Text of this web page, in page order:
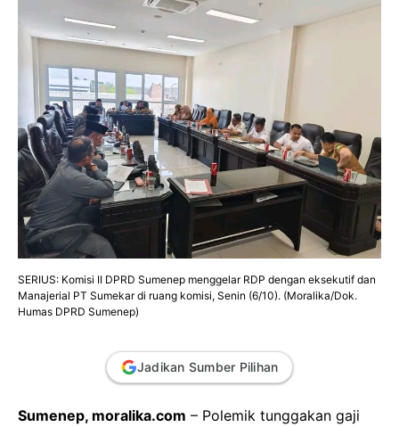
SERIUS: Komisi II DPRD Sumenep menggelar RDP dengan eksekutif dan
Manajerial PT Sumekar di ruang komisi, Senin (6/10). (Moralika/Dok.
Humas DPRD Sumenep)
Jadikan Sumber Pilihan
Sumenep, moralika.com – Polemik tunggakan gaji